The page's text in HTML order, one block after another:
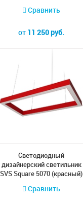
Сравнить
от 11 250 руб.
Cветодиодный
дизайнерский светильник
SVS Square 5070 (красный)
Сравнить